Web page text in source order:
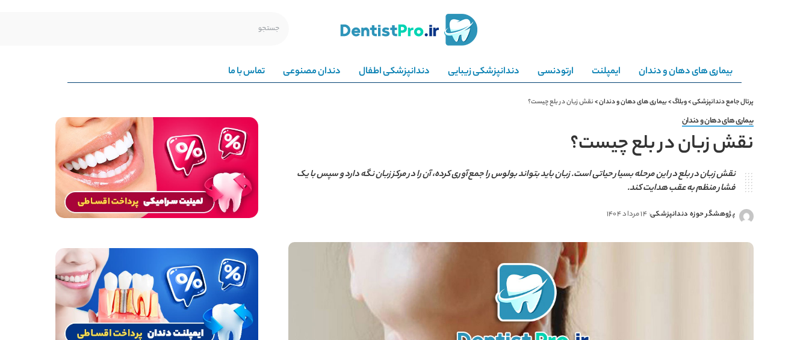
بیماری های دهان و دندان ایمپلنت ارتودنسی دندانپزشکی زیبایی دندانپزشکی اطفال دندان مصنوعی تماس با ما
پرتال جامع دندانپزشکی>وبلاگ>بیماری های دهان و دندان>نقش زبان در بلع چیست؟
بیماری های دهان و دندان
نقش زبان در بلع چیست؟
نقش زبان در بلع در این مرحله بسیار حیاتی است. زبان باید بتواند بولوس را جمع‌آوری کرده، آن را در مرکز زبان نگه دارد و سپس با یک
فشار منظم به عقب هدایت کند.
پژوهشگر حوزه دندانپزشکی 14 مرداد 1404